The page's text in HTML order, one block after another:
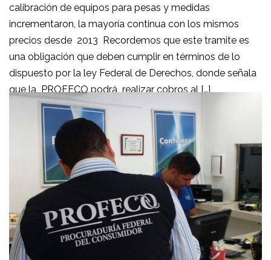
calibración de equipos para pesas y medidas
incrementaron, la mayoría continua con los mismos
precios desde 2013 Recordemos que este tramite es
una obligación que deben cumplir en términos de lo
dispuesto por la ley Federal de Derechos, donde señala
que la PROFECO podrá realizar cobros al […]